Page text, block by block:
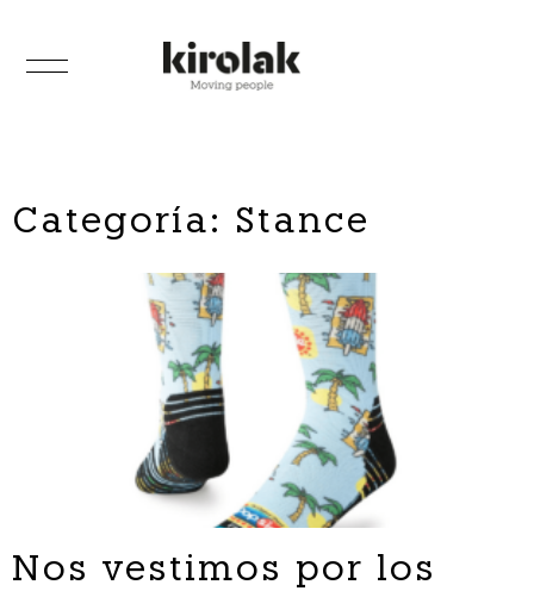
Categoría: Stance
Nos vestimos por los